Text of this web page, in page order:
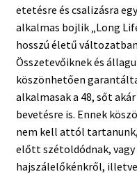
etetésre és csalizásra
alkalmas bojlik „Long
hosszú életű
Összetevőiknek és
köszönhetően
alkalmasak a 48, sőt akár
bevetésre is. Ennek
nem kell attól
előtt szétoldódnak, vagy
hajszálelőkénkről,